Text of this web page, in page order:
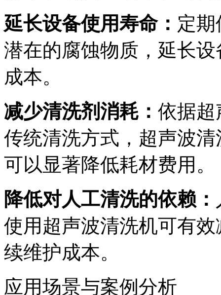
延长设备使用寿命： 定
潜在的腐蚀物质，延长
成本。
减少清洗剂消耗： 依据超
传统清洗方式，超声波
可以显著降低耗材费用。
降低对人工清洗的依赖：
使用超声波清洗机可有
续维护成本。
应用场景与案例分析